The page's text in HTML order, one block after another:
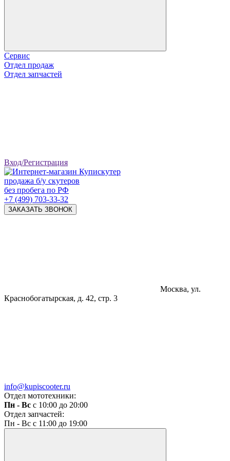
Сервис
Отдел продаж
Отдел запчастей
Вход/Регистрация
продажа б/у скутеров
без пробега по РФ
+7 (499) 703-33-32
ЗАКАЗАТЬ ЗВОНОК
Москва, ул.
Краснобогатырская, д. 42, стр. 3
info@kupiscooter.ru
Отдел мототехники:
Пн - Вс с 10:00 до 20:00
Отдел запчастей:
Пн - Вс с 11:00 до 19:00